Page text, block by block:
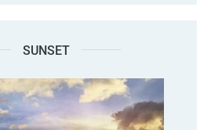
SUNSET